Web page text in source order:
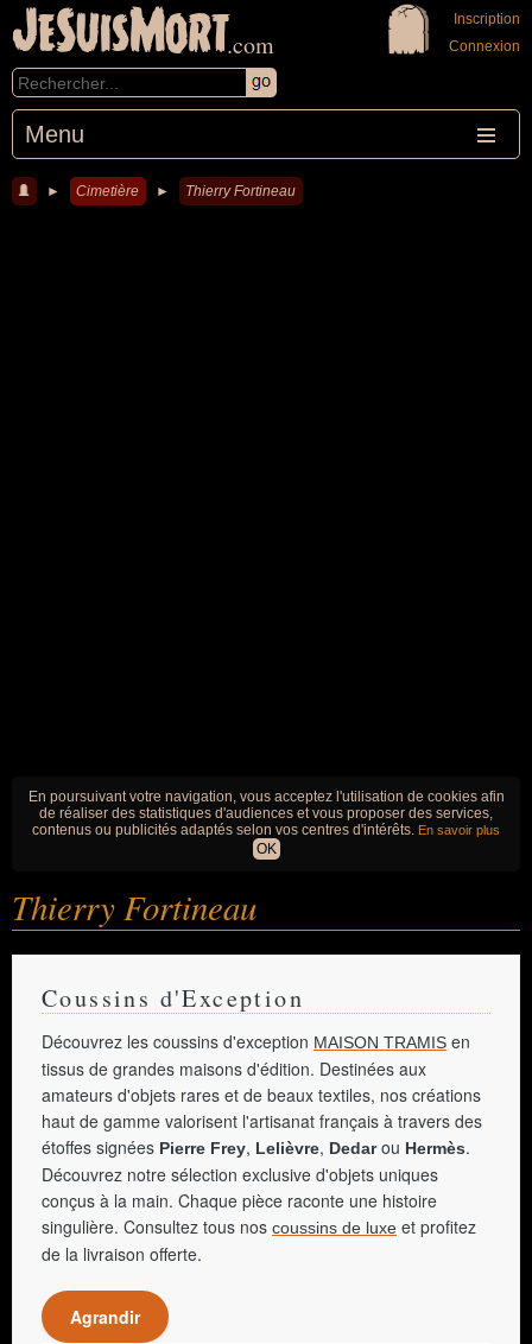
JeSuisMort.com
Menu
Inscription
Connexion
► Cimetière ► Thierry Fortineau
En poursuivant votre navigation, vous acceptez l'utilisation de cookies afin
de réaliser des statistiques d'audiences et vous proposer des services,
contenus ou publicités adaptés selon vos centres d'intérêts. En savoir plus
OK
Thierry Fortineau
Coussins d'Exception
Découvrez les coussins d'exception MAISON TRAMIS en
tissus de grandes maisons d'édition. Destinées aux
amateurs d'objets rares et de beaux textiles, nos créations
haut de gamme valorisent l'artisanat français à travers des
étoffes signées Pierre Frey, Lelièvre, Dedarou Hermès.
Découvrez notre sélection exclusive d'objets uniques
conçus à la main. Chaque pièce raconte une histoire
singulière. Consultez tous nos coussins de luxe et profitez
de la livraison offerte.
Agrandir